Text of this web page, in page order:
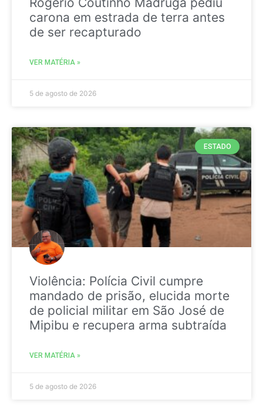
carona em estrada de terra antes
de ser recapturado
VER MATÉRIA »
5 de agosto de 2026
ESTADO
Violência: Polícia Civil cumpre
mandado de prisão, elucida morte
de policial militar em São José de
Mipibu e recupera arma subtraída
VER MATÉRIA »
5 de agosto de 2026